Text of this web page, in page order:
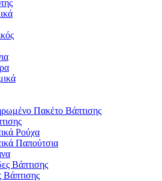
Πακέτο Βάπτισης
Ρούχα
Παπούτσια
Βάπτισης
Βάπτισης